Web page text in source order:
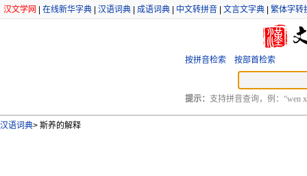
汉文学网 在线新华字典 汉语词典 成语词典 中文转拼音 文言文字典 繁体字转
按拼音检索 按部首检索
提示： 支持拼音查询，例：“wen
汉语词典> 斯养的解释